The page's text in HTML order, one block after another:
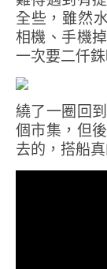
全些，雖然
相機、手機
一次要二仟銖
繞了一圈回
個市集，但
去的，搭船